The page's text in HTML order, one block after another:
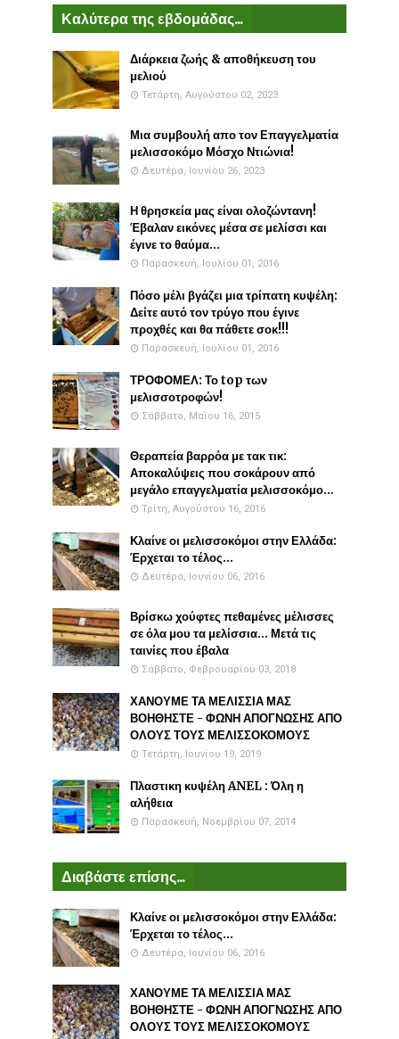
Καλύτερα της εβδομάδας...
Διάρκεια ζωής & αποθήκευση του
μελιού
Τετάρτη, Αυγούστου 02, 2023
Μια συμβουλή απο τον Επαγγελματία
μελισσοκόμο Μόσχο Ντιώνια!
Δευτέρα, Ιουνίου 26, 2023
Η θρησκεία μας είναι ολοζώντανη!
Έβαλαν εικόνες μέσα σε μελίσσι και
έγινε το θαύμα...
Παρασκευή, Ιουλίου 01, 2016
Πόσο μέλι βγάζει μια τρίπατη κυψέλη:
Δείτε αυτό τον τρύγο που έγινε
προχθές και θα πάθετε σοκ!!!
Παρασκευή, Ιουλίου 01, 2016
ΤΡΟΦΟΜΕΛ: Το top των
μελισσοτροφών!
Σάββατο, Μαΐου 16, 2015
Θεραπεία βαρρόα με τακ τικ:
Αποκαλύψεις που σοκάρουν από
μεγάλο επαγγελματία μελισσοκόμο...
Τρίτη, Αυγούστου 16, 2016
Κλαίνε οι μελισσοκόμοι στην Ελλάδα:
Έρχεται το τέλος...
Δευτέρα, Ιουνίου 06, 2016
Βρίσκω χούφτες πεθαμένες μέλισσες
σε όλα μου τα μελίσσια... Μετά τις
ταινίες που έβαλα
Σάββατο, Φεβρουαρίου 03, 2018
ΧΑΝΟΥΜΕ ΤΑ ΜΕΛΙΣΣΙΑ ΜΑΣ
ΒΟΗΘΗΣΤΕ - ΦΩΝΗ ΑΠΟΓΝΩΣΗΣ ΑΠΟ
ΟΛΟΥΣ ΤΟΥΣ ΜΕΛΙΣΣΟΚΟΜΟΥΣ
Τετάρτη, Ιουνίου 19, 2019
Πλαστικη κυψέλη ANEL : Όλη η
αλήθεια
Παρασκευή, Νοεμβρίου 07, 2014
Διαβάστε επίσης...
Κλαίνε οι μελισσοκόμοι στην Ελλάδα:
Έρχεται το τέλος...
Δευτέρα, Ιουνίου 06, 2016
ΧΑΝΟΥΜΕ ΤΑ ΜΕΛΙΣΣΙΑ ΜΑΣ
ΒΟΗΘΗΣΤΕ - ΦΩΝΗ ΑΠΟΓΝΩΣΗΣ ΑΠΟ
ΟΛΟΥΣ ΤΟΥΣ ΜΕΛΙΣΣΟΚΟΜΟΥΣ